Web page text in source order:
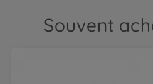
Souvent